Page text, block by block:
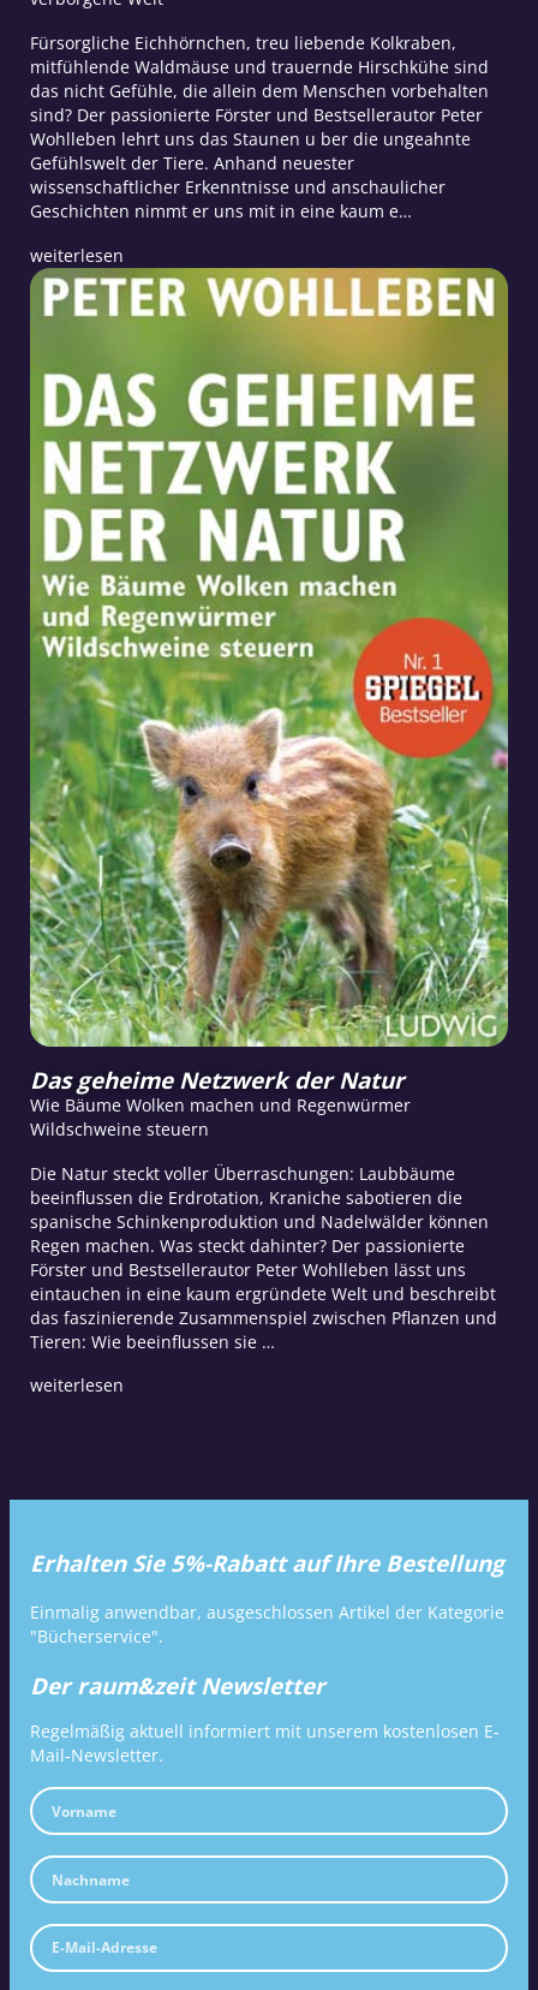
Fürsorgliche Eichhörnchen, treu liebende Kolkraben,
mitfühlende Waldmäuse und trauernde Hirschkühe sind
das nicht Gefühle, die allein dem Menschen vorbehalten
sind? Der passionierte Förster und Bestsellerautor Peter
Wohlleben lehrt uns das Staunen u ber die ungeahnte
Gefühlswelt der Tiere. Anhand neuester
wissenschaftlicher Erkenntnisse und anschaulicher
Geschichten nimmt er uns mit in eine kaum e…
weiterlesen
Das geheime Netzwerk der Natur
Wie Bäume Wolken machen und Regenwürmer
Wildschweine steuern
Die Natur steckt voller Überraschungen: Laubbäume
beeinflussen die Erdrotation, Kraniche sabotieren die
spanische Schinkenproduktion und Nadelwälder können
Regen machen. Was steckt dahinter? Der passionierte
Förster und Bestsellerautor Peter Wohlleben lässt uns
eintauchen in eine kaum ergründete Welt und beschreibt
das faszinierende Zusammenspiel zwischen Pflanzen und
Tieren: Wie beeinflussen sie …
weiterlesen
Erhalten Sie 5%-Rabatt auf Ihre Bestellung
Einmalig anwendbar, ausgeschlossen Artikel der Kategorie
"Bücherservice".
Der raum&zeit Newsletter
Regelmäßig aktuell informiert mit unserem kostenlosen E-
Mail-Newsletter.